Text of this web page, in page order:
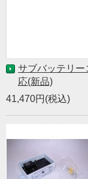
サブバッテリ
応(新品)
41,470円(税込)